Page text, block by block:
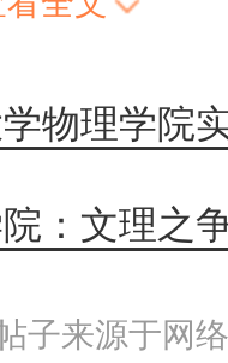
：文理之
子来源于网